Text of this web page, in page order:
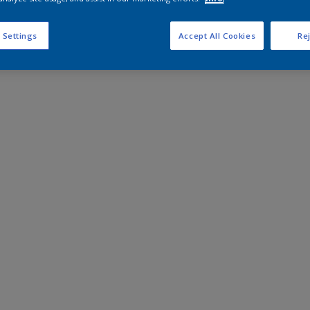
Settings Accept All Cookies